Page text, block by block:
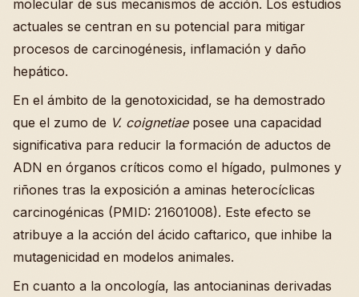
molecular de sus mecanismos de acción. Los estudios
actuales se centran en su potencial para mitigar
procesos de carcinogénesis, inflamación y daño
hepático.
En el ámbito de la genotoxicidad, se ha demostrado
que el zumo de V. coignetiaeposee una capacidad
significativa para reducir la formación de aductos de
ADN en órganos críticos como el hígado, pulmones y
riñones tras la exposición a aminas heterocíclicas
carcinogénicas (PMID: 21601008). Este efecto se
atribuye a la acción del ácido caftarico, que inhibe la
mutagenicidad en modelos animales.
En cuanto a la oncología, las antocianinas derivadas